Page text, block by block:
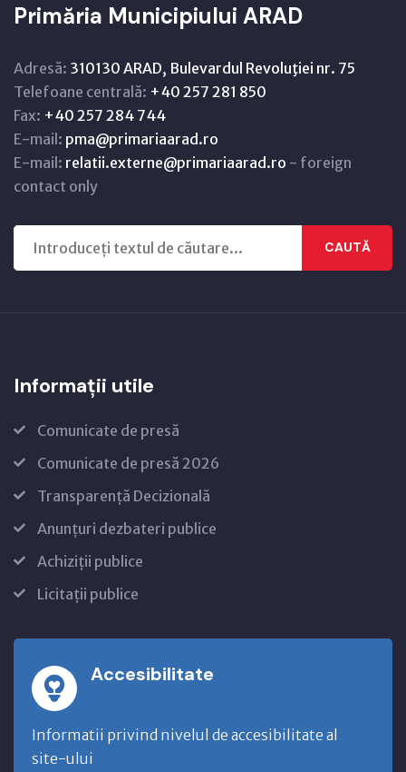
Primăria Municipiului ARAD
Adresă: 310130 ARAD, Bulevardul Revoluţiei nr. 75
Telefoane centrală: +40 257 281 850
Fax: +40 257 284 744
E-mail: pma@primariaarad.ro
E-mail: relatii.externe@primariaarad.ro - foreign
contact only
CAUTĂ
Informații utile
Comunicate de presă
Comunicate de presă 2026
Transparență Decizională
Anunțuri dezbateri publice
Achiziții publice
Licitații publice
Accesibilitate
Informatii privind nivelul de accesibilitate al
site-ului